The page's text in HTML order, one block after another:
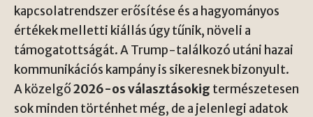
kapcsolatrendszer erősítése és a hagyományos
értékek melletti kiállás úgy tűnik, növeli a
támogatottságát. A Trump-találkozó utáni hazai
kommunikációs kampány is sikeresnek bizonyult.
A közelgő2026-os választásokig természetesen
sok minden történhet még, de a jelenlegi adatok